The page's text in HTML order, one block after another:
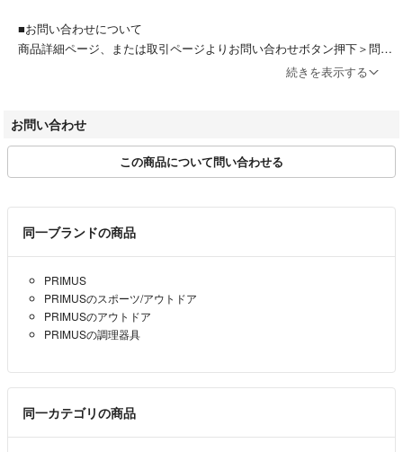
■カタログスペック
※以下はメーカー公表のスペック値をそのままにご紹介するものです。表
新開発のラミナー・フロー・バーナーテクノロジーを採用して全高を低く
することで重心を下げ、一般的なシングルバーナーよりも高い安定性を実
に素早く使用でき、長期にわたるハードな使用における破損のリスクも減
らしています。出力：2.6kW/2,200kcal/h（Tガス使用時）、ガス消費量：
備しておりません。
■お問い合わせについて
商品詳細ページ、または取引ページよりお問い合わせボタン押下＞問い
をお伝えください。
例）セカンドギア在庫コード: ITQSCPTQN3I8
当店はラクマの規約に則り営業させて頂いております。
特定のお客様に対するお取り置きや専用ページには対応できかねます。
■送料・発送方法について
送料は原則当店で負担させて頂きます。サイズの小さな商品については
『ネコポス』で、ネコポスで対応できないサイズの商品については『宅
ポス』対象の商品の場合、商品ページの発送方法欄には『ゆうパケッ
ト』と表示されております。ご了承下さい。
続きを表示する
お問い合わせ
この商品について問い合わせる
同一ブランドの商品
PRIMUS
PRIMUSのスポーツ/アウトドア
PRIMUSのアウトドア
PRIMUSの調理器具
同一カテゴリの商品